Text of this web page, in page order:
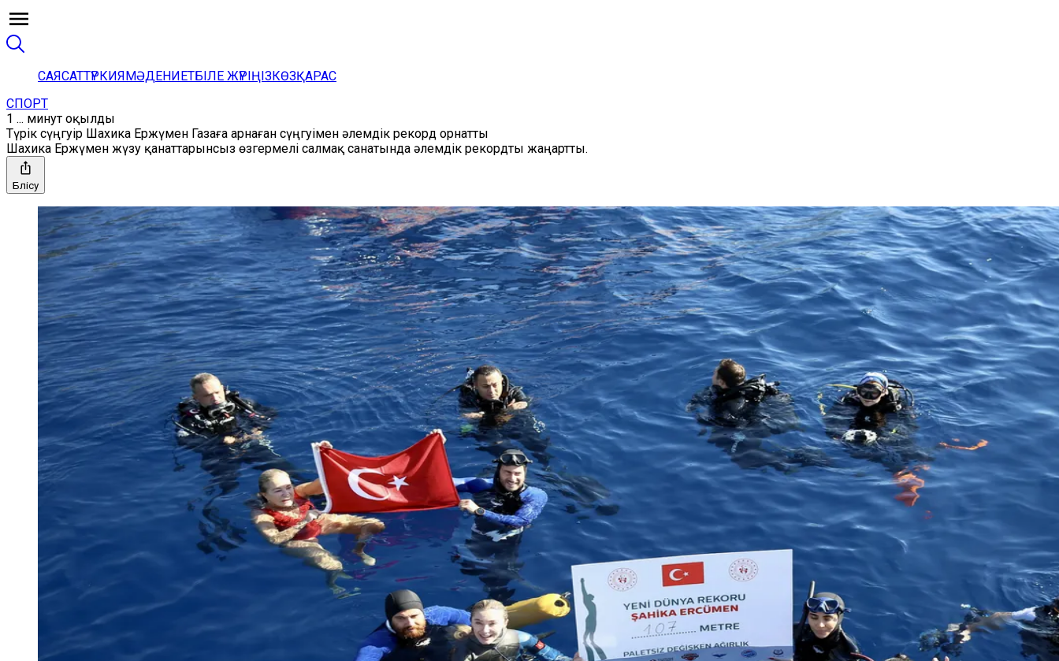
САЯСАТТҮРКИЯМӘДЕНИЕТБІЛЕ ЖҮРІҢІЗКӨЗҚАРАС
СПОРТ
1 ... минут оқылды
Түрік сүңгуір Шахика Ержүмен Газаға арнаған сүңгуімен әлемдік рекорд орнатты
Шахика Ержүмен жүзу қанаттарынсыз өзгермелі салмақ санатында әлемдік рекордты жаңартты.
Бөлісу